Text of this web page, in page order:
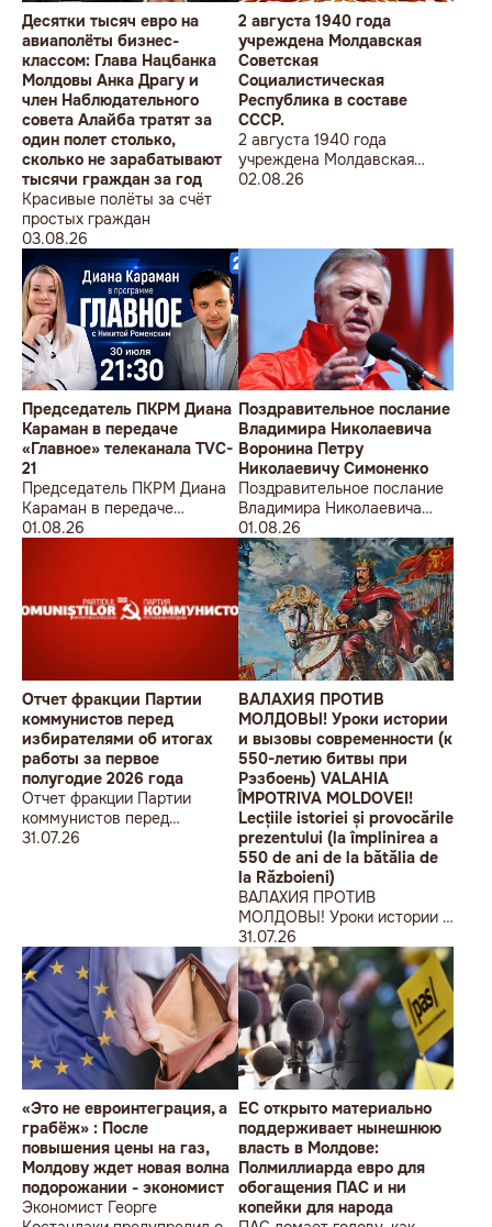
Десятки тысяч евро на
авиаполёты бизнес-
классом: Глава Нацбанка
Молдовы Анка Драгу и
член Наблюдательного
совета Алайба тратят за
один полет столько,
сколько не зарабатывают
тысячи граждан за год
Красивые полёты за счёт
простых граждан
03.08.26
2 августа 1940 года
учреждена Молдавская
Советская
Социалистическая
Республика в составе
СССР.
2 августа 1940 года
учреждена Молдавская
Советская
02.08.26
Председатель ПКРМ Диана
Караман в передаче
«Главное» телеканала TVC-
21
Председатель ПКРМ Диана
Караман в передаче
«Главное» телеканала TVC-
01.08.26
Поздравительное послание
Владимира Николаевича
Воронина Петру
Николаевичу Симоненко
Поздравительное послание
Владимира Николаевича
Воронина Петру
Николаевичу Симоненко
01.08.26
Отчет фракции Партии
коммунистов перед
избирателями об итогах
работы за первое
полугодие 2026 года
Отчет фракции Партии
коммунистов перед
избирателями об итогах
31.07.26
ВАЛАХИЯ ПРОТИВ
МОЛДОВЫ! Уроки истории
и вызовы современности (к
550-летию битвы при
Рэзбоень) VALAHIA
ÎMPOTRIVA MOLDOVEI!
Lecțiile istoriei și provocările
prezentului (la împlinirea a
550 de ani de la bătălia de
la Războieni)
ВАЛАХИЯ ПРОТИВ
МОЛДОВЫ! Уроки истории и
вызовы современности (к
550-летию битвы при
Рэзбоень) VALAHIA
ÎMPOTRIVA MOLDOVEI!
Lecțiile istoriei și provocările
prezentului (la împlinirea a
550 de ani de la bătălia de la
Războieni)
31.07.26
«Это не евроинтеграция, а
грабёж» : После
повышения цены на газ,
Молдову ждет новая волна
подорожании - экономист
Экономист Георге
ЕС открыто материально
поддерживает нынешнюю
власть в Молдове:
Полмиллиарда евро для
обогащения ПАС и ни
копейки для народа